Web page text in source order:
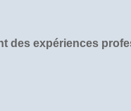
des expériences